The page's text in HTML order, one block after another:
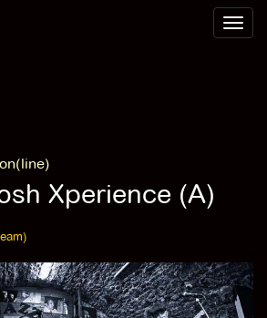
Toggle
Xperience (A)